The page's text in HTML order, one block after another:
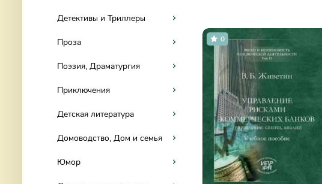
Детективы и Триллеры
Проза
Поэзия, Драматургия
Приключения
Детская литература
Домоводство, Дом и семья
Юмор
0